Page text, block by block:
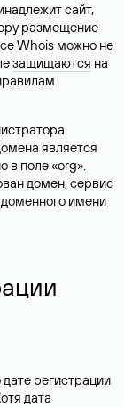
сайт,
размещение
Whois можно не
защищаются на
является
в поле «org».
домен, сервис
имени
регистрации
дата